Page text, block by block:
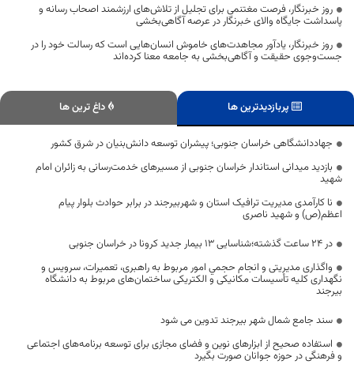
روز خبرنگار، فرصت مغتنمی برای تجلیل از تلاش‌های ارزشمند اصحاب رسانه و
پاسداشت جایگاه والای خبرنگار در عرصه آگاهی‌بخشی
روز خبرنگار، یادآور مجاهدت‌های خاموش انسان‌هایی است که رسالت خود را در
جست‌وجوی حقیقت و آگاهی‌بخشی به جامعه معنا کرده‌اند
پربازدیدترین ها داغ ترین ها
جهاددانشگاهی خراسان جنوبی؛ پیشران توسعه‌ دانش‌بنیان در شرق کشور
بازدید میدانی استاندار خراسان جنوبی از مسیرهای خدمت‌رسانی به زائران امام
شهید
نا کارآمدی مدیریت ترافیک استان و شهربیرجند در برابر حوادث بلوار پیام
اعظم(ص) و شهید ناصری
در 24 ساعت گذشته؛شناسایی 13 بیمار جدید کرونا در خراسان جنوبی
واگذاری مدیریتی و انجام حجمي امور مربوط به راهبری، تعمیرات، سرویس و
نگهداری کلیه تأسیسات مکانیکی و الکتریکی ساختمان‌های مربوط به دانشگاه
بیرجند
سند جامع شمال شهر بیرجند تدوین می شود
استفاده صحیح از ابزارهای نوین و فضای مجازی برای توسعه برنامه‌های اجتماعی
و فرهنگی در حوزه جوانان صورت بگیرد